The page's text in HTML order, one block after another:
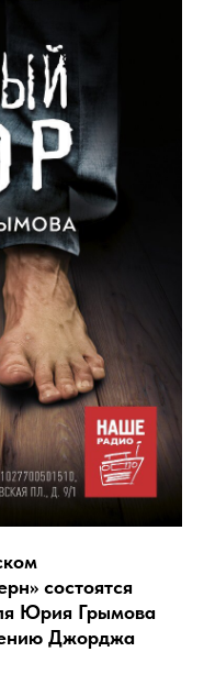
состоятся
Юрия Грымова
Джорджа